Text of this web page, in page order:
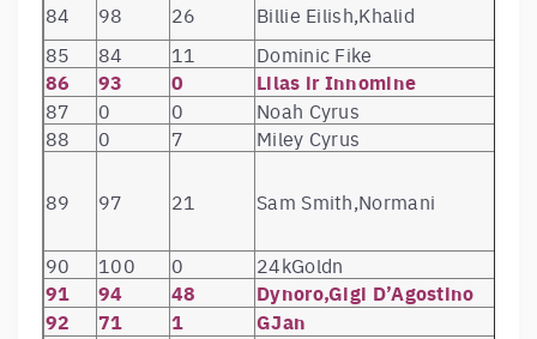
84
98 26
Billie Eilish,Khalid
85
84 11 Dominic Fike
86 93 0 Lilas ir Innomine
87 0 0
Noah Cyrus
88
0 7 Miley Cyrus
89 97 21 Sam Smith,Normani
90 100 0 24kGoldn
91 94 48
Dynoro,Gigi D’Agostino
92
71 1 GJan